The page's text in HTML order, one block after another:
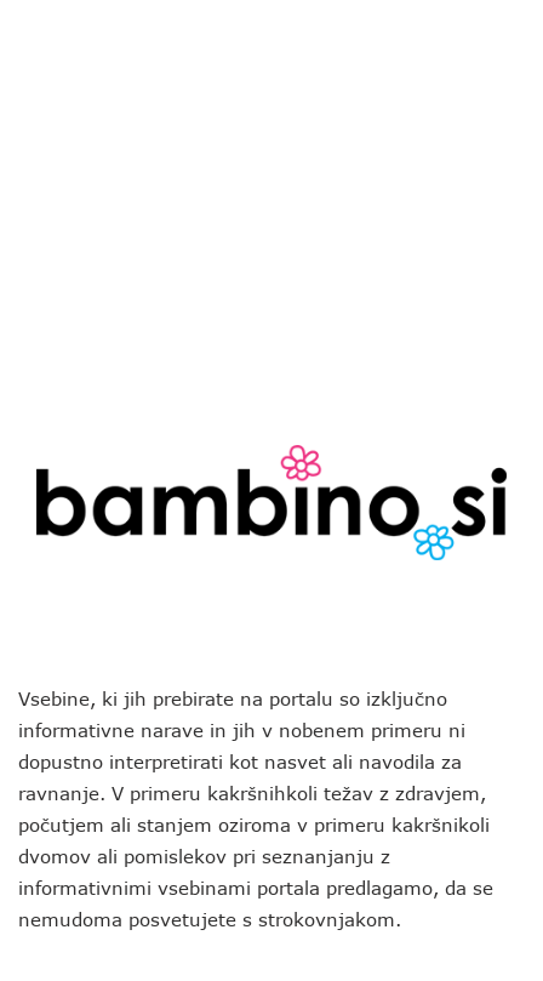
Vsebine, ki jih prebirate na portalu so izključno
informativne narave in jih v nobenem primeru ni
dopustno interpretirati kot nasvet ali navodila za
ravnanje. V primeru kakršnihkoli težav z zdravjem,
počutjem ali stanjem oziroma v primeru kakršnikoli
dvomov ali pomislekov pri seznanjanju z
informativnimi vsebinami portala predlagamo, da se
nemudoma posvetujete s strokovnjakom.